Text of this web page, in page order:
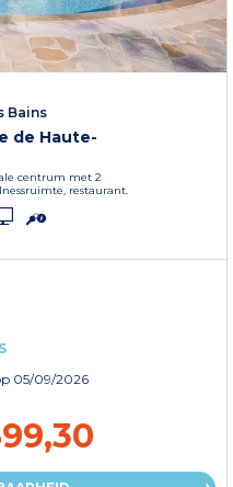
Bains
de Haute-
centrum met 2
restaurant.
05/09/2026